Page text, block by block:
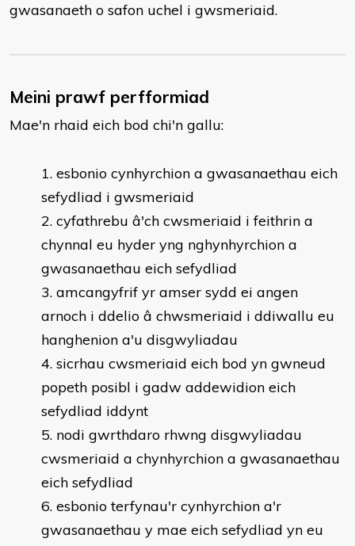
gwasanaeth o safon uchel i gwsmeriaid.
Meini prawf perfformiad
Mae'n rhaid eich bod chi'n gallu:
esbonio cynhyrchion a gwasanaethau eich
sefydliad i gwsmeriaid
cyfathrebu â'ch cwsmeriaid i feithrin a
chynnal eu hyder yng nghynhyrchion a
gwasanaethau eich sefydliad
amcangyfrif yr amser sydd ei angen
arnoch i ddelio â chwsmeriaid i ddiwallu eu
hanghenion a'u disgwyliadau
sicrhau cwsmeriaid eich bod yn gwneud
popeth posibl i gadw addewidion eich
sefydliad iddynt
nodi gwrthdaro rhwng disgwyliadau
cwsmeriaid a chynhyrchion a gwasanaethau
eich sefydliad
esbonio terfynau'r cynhyrchion a'r
gwasanaethau y mae eich sefydliad yn eu